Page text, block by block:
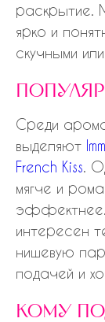
раскрытие.
ярко и
скучными
Среди
выделяют
French Kiss .
мягче и
эффектнее.
интересен
нишевую
подачей и
кому